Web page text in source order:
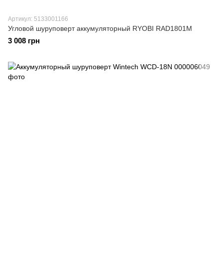
Артикул: 5133001166
Угловой шуруповерт аккумуляторный RYOBI RAD1801M
3 008 грн